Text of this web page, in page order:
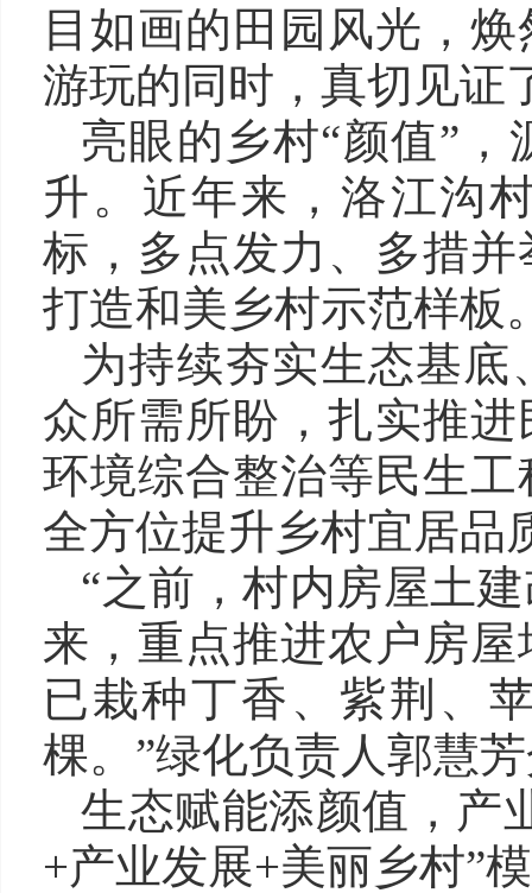
目如画的田园风光，
游玩的同时，真切见证
亮眼的乡村“颜值”
升。近年来，洛江沟
标，多点发力、多措
打造和美乡村示范样板
为持续夯实生态基
众所需所盼，扎实推
环境综合整治等民生
全方位提升乡村宜居品
“之前，村内房屋土
来，重点推进农户房
已栽种丁香、紫荆、
棵。”绿化负责人郭慧
生态赋能添颜值，产
+产业发展+美丽乡村”